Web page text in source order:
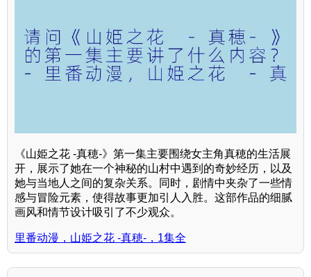
《山姫之花 -真穂-》第一集主要围绕女主角真穂的生活展
开，展示了她在一个神秘的山村中遇到的奇妙经历，以及
她与当地人之间的复杂关系。同时，剧情中夹杂了一些情
感与冒险元素，使得故事更加引人入胜。这部作品的细腻
画风和情节设计吸引了不少观众。
里番动漫，山姫之花 -真穂-，1集全